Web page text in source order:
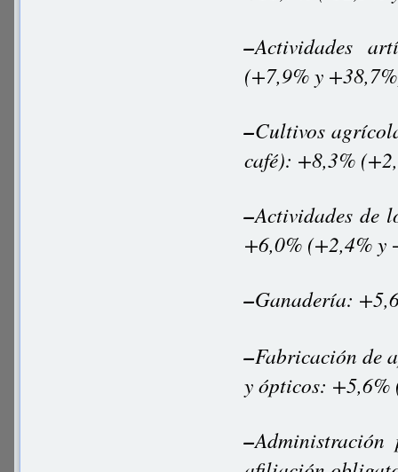
–Actividades
(+7,9% y
–Cultivos
café): +8,3%
–Actividades de
+6,0% (+2,4% y
–Ganadería:
–Fabricación de
y ópticos:
–